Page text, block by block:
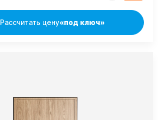
Рассчитать цену«под ключ»